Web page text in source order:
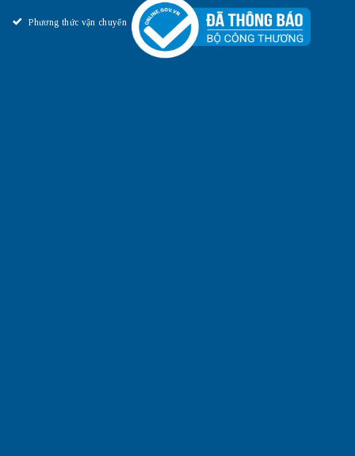
Phương thức vận chuyển